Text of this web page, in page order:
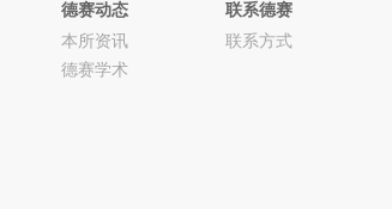
德赛动态
本所资讯
德赛学术
联系德赛
联系方式